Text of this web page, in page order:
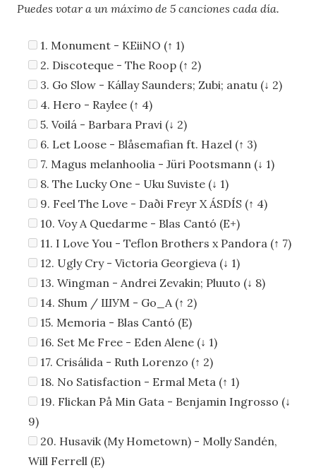
Puedes votar a un máximo de 5 canciones cada día.
1. Monument - KEiiNO (↑ 1)
2. Discoteque - The Roop (↑ 2)
3. Go Slow - Kállay Saunders; Zubi; anatu (↓ 2)
4. Hero - Raylee (↑ 4)
5. Voilá - Barbara Pravi (↓ 2)
6. Let Loose - Blåsemafian ft. Hazel (↑ 3)
7. Magus melanhoolia - Jüri Pootsmann (↓ 1)
8. The Lucky One - Uku Suviste (↓ 1)
9. Feel The Love - Daði Freyr X ÁSDÍS (↑ 4)
10. Voy A Quedarme - Blas Cantó (E+)
11. I Love You - Teflon Brothers x Pandora (↑ 7)
12. Ugly Cry - Victoria Georgieva (↓ 1)
13. Wingman - Andrei Zevakin; Pluuto (↓ 8)
14. Shum / ШУМ - Go_A (↑ 2)
15. Memoria - Blas Cantó (E)
16. Set Me Free - Eden Alene (↓ 1)
17. Crisálida - Ruth Lorenzo (↑ 2)
18. No Satisfaction - Ermal Meta (↑ 1)
19. Flickan På Min Gata - Benjamin Ingrosso (↓
9)
20. Husavik (My Hometown) - Molly Sandén,
Will Ferrell (E)